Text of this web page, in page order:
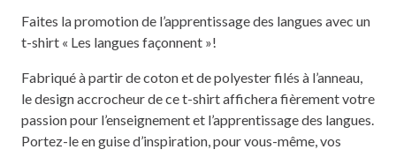
Faites la promotion de l’apprentissage des langues avec un
t-shirt « Les langues façonnent »!
Fabriqué à partir de coton et de polyester filés à l’anneau,
le design accrocheur de ce t-shirt affichera fièrement votre
passion pour l’enseignement et l’apprentissage des langues.
Portez-le en guise d’inspiration, pour vous-même, vos